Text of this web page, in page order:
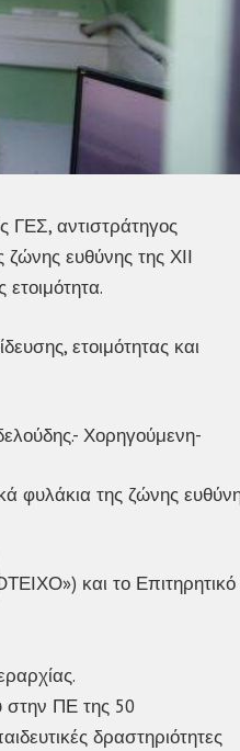
αντιστράτηγος
ευθύνης της ΧΙΙ
ετοιμότητας και
Χορηγούμενη-
φυλάκια της ζώνης
και το Επιτηρητικό
ΠΕ της 50
δραστηριότητες